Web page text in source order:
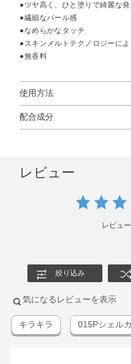
●ツヤ高く、ひと塗りで綺麗な
●繊細なパール感
●なめらかなタッチ
●スキンメルトテクノロジーに
●無香料
使用方法
使用方法
配合成分
ソドデカン・酸化スズ・
レビュー
レビュ
絞り込み
気になるレビューを表示
キラキラ 015Pシェル